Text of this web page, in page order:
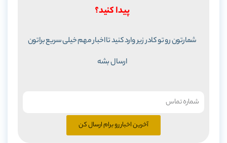
پیدا کنید؟
شمارتون رو تو کادر زیر وارد کنید تا اخبار مهم خیلی سریع براتون
ارسال بشه
آخرین اخبار رو برام ارسال کن